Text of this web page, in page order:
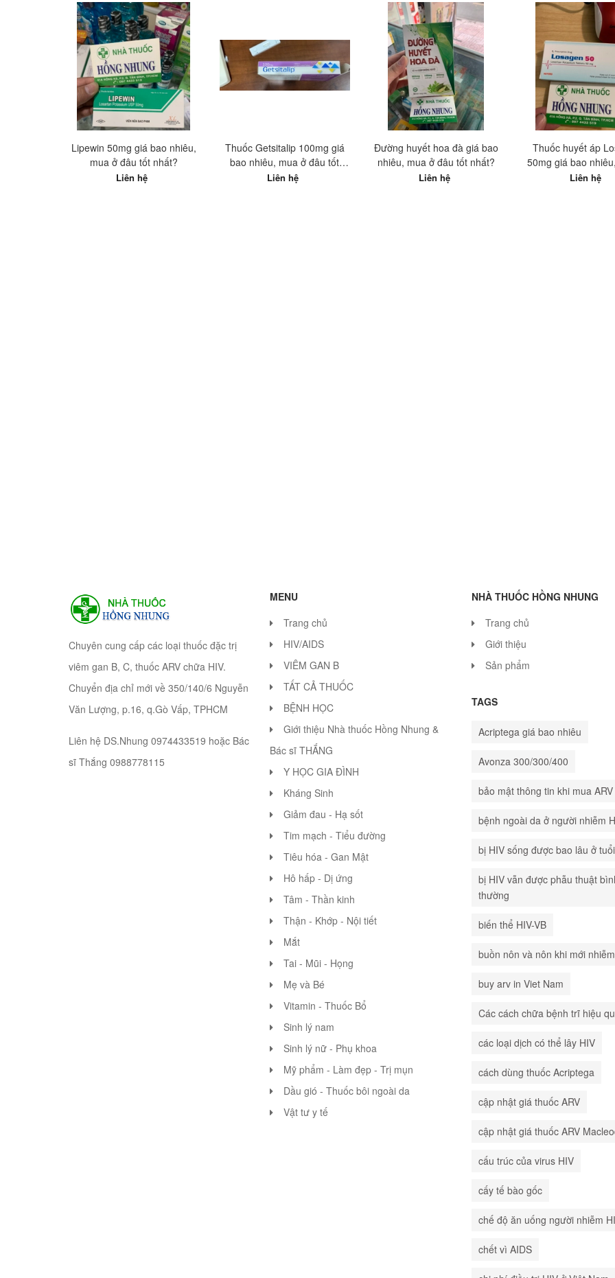
Lipewin 50mg giá bao nhiêu,
mua ở đâu tốt nhất?
Liên hệ
Thuốc Getsitalip 100mg giá
bao nhiêu, mua ở đâu tốt
nhất?
Liên hệ
Đường huyết hoa đà giá bao
nhiêu, mua ở đâu tốt nhất?
Liên hệ
Thuốc huyết áp
50mg giá bao
đâu tốt nhất?
Liên hệ
Chuyên cung cấp các loại thuốc đặc trị
viêm gan B, C, thuốc ARV chữa HIV.
Chuyển địa chỉ mới về 350/140/6 Nguyễn
Văn Lượng, p.16, q.Gò Vấp, TPHCM
Liên hệ DS.Nhung 0974433519 hoặc Bác
sĩ Thắng 0988778115
MENU
Trang chủ
HIV/AIDS
VIÊM GAN B
TẤT CẢ THUỐC
BỆNH HỌC
Giới thiệu Nhà thuốc Hồng Nhung &
Bác sĩ THẮNG
Y HỌC GIA ĐÌNH
Kháng Sinh
Giảm đau - Hạ sốt
Tim mạch - Tiểu đường
Tiêu hóa - Gan Mật
Hô hấp - Dị ứng
Tâm - Thần kinh
Thận - Khớp - Nội tiết
Mắt
Tai - Mũi - Họng
Mẹ và Bé
Vitamin - Thuốc Bổ
Sinh lý nam
Sinh lý nữ - Phụ khoa
Mỹ phẩm - Làm đẹp - Trị mụn
Dầu gió - Thuốc bôi ngoài da
Vật tư y tế
NHÀ THUỐC HỒNG NHUNG
Trang chủ
Giới thiệu
Sản phẩm
TAGS
Acriptega giá bao nhiêu
Avonza 300/300/400
bảo mật thông tin khi mua ARV
bệnh ngoài da ở người nhiễm
bị HIV sống được bao lâu ở
bị HIV vẫn được phẫu thuật
thường
biến thể HIV-VB
buồn nôn và nôn khi mới
buy arv in Viet Nam
Các cách chữa bệnh trĩ hiệu
các loại dịch có thể lây HIV
cách dùng thuốc Acriptega
cập nhật giá thuốc ARV
cập nhật giá thuốc ARV
cấu trúc của virus HIV
cấy tế bào gốc
chế độ ăn uống người nhiễm
chết vì AIDS